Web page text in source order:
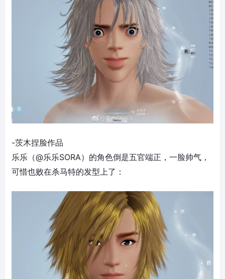
-茨木捏脸作品
乐乐（@乐乐SORA）的角色倒是五官端正，一脸帅气，
可惜也败在杀马特的发型上了：